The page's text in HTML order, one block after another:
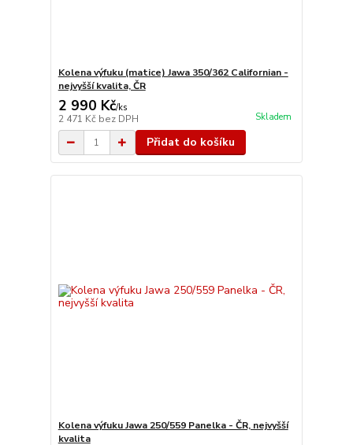
Kolena výfuku (matice) Jawa 350/362 Californian -
nejvyšší kvalita, ČR
2 990 Kč/ks
2 471 Kč bez DPH Skladem
Přidat do košíku
Kolena výfuku Jawa 250/559 Panelka - ČR, nejvyšší
kvalita